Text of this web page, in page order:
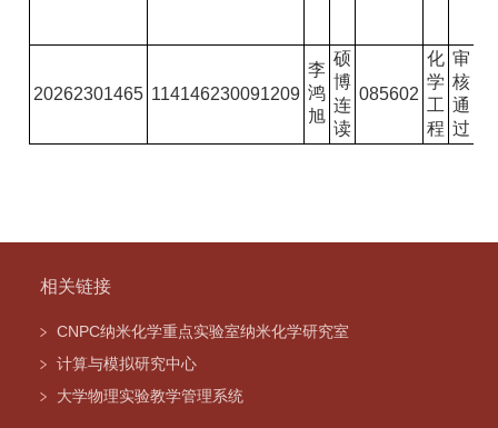
20262301465 114146230091209
李
鸿
旭
硕
博
连
读
085602
化
学
工
程
审
核
通
过
相关链接
CNPC纳米化学重点实验室纳米化学研究室
计算与模拟研究中心
大学物理实验教学管理系统